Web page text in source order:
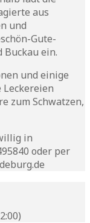
aus
und
Gute-
Buckau ein.
und einige
zum Schwatzen,
in
oder per